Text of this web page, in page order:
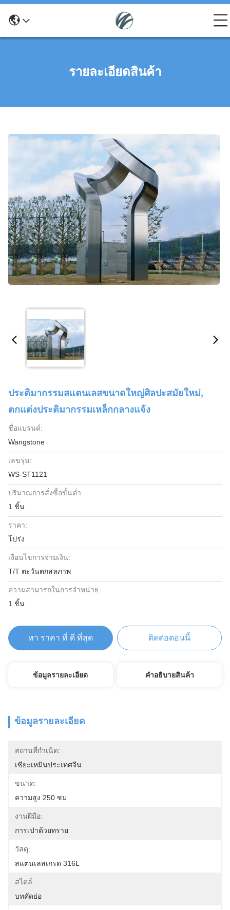
รายละเอียดสินค้า
ประติมากรรมสแตนเลสขนาดใหญ่ศิลปะสมัยใหม่,
ตกแต่งประติมากรรมเหล็กกลางแจ้ง
ชื่อแบรนด์:
Wangstone
เลขรุ่น:
WS-ST1121
ปริมาณการสั่งซื้อขั้นต่ำ:
1 ชิ้น
ราคา:
โปร่ง
เงื่อนไขการจ่ายเงิน:
T/T ตะวันตกสหภาพ
ความสามารถในการจําหน่าย:
1 ชิ้น
หา ราคา ที่ ดี ที่สุด ติดต่อตอนนี้
ข้อมูลรายละเอียด คําอธิบายสินค้า
ข้อมูลรายละเอียด
สถานที่กำเนิด:
เซียะเหมินประเทศจีน
ขนาด:
ความสูง 250 ซม
งานฝีมือ:
การเป่าด้วยทราย
วัสดุ:
สแตนเลสเกรด 316L
สไตล์:
บทคัดย่อ